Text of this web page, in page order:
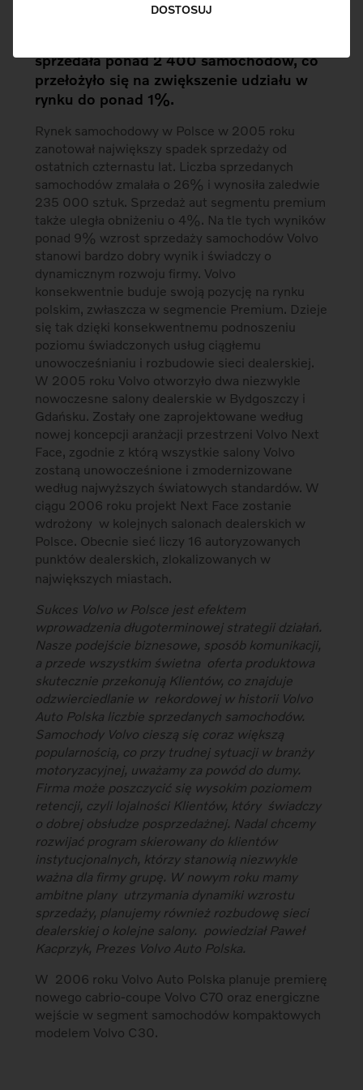
DOSTOSUJ
sprzedała ponad 2 400 samochodów, co
przełożyło się na zwiększenie udziału w
rynku do ponad 1%.
Rynek samochodowy w Polsce w 2005 roku
zanotował największy spadek sprzedaży od
ostatnich czternastu lat. Liczba sprzedanych
samochodów zmalała o 26% i wynosiła zaledwie
235 000 sztuk. Sprzedaż aut segmentu premium
także uległa obniżeniu o 4%. Na tle tych wyników
ponad 9% wzrost sprzedaży samochodów Volvo
stanowi bardzo dobry wynik i świadczy o
dynamicznym rozwoju firmy. Volvo
konsekwentnie buduje swoją pozycję na rynku
polskim, zwłaszcza w segmencie Premium. Dzieje
się tak dzięki konsekwentnemu podnoszeniu
poziomu świadczonych usług ciągłemu
unowocześnianiu i rozbudowie sieci dealerskiej.
W 2005 roku Volvo otworzyło dwa niezwykle
nowoczesne salony dealerskie w Bydgoszczy i
Gdańsku. Zostały one zaprojektowane według
nowej koncepcji aranżacji przestrzeni Volvo Next
Face, zgodnie z którą wszystkie salony Volvo
zostaną unowocześnione i zmodernizowane
według najwyższych światowych standardów. W
ciągu 2006 roku projekt Next Face zostanie
wdrożony w kolejnych salonach dealerskich w
Polsce. Obecnie sieć liczy 16 autoryzowanych
punktów dealerskich, zlokalizowanych w
największych miastach.
Sukces Volvo w Polsce jest efektem
wprowadzenia długoterminowej strategii działań.
Nasze podejście biznesowe, sposób komunikacji,
a przede wszystkim świetna oferta produktowa
skutecznie przekonują Klientów, co znajduje
odzwierciedlanie w rekordowej w historii Volvo
Auto Polska liczbie sprzedanych samochodów.
Samochody Volvo cieszą się coraz większą
popularnością, co przy trudnej sytuacji w branży
motoryzacyjnej, uważamy za powód do dumy.
Firma może poszczycić się wysokim poziomem
retencji, czyli lojalności Klientów, który świadczy
o dobrej obsłudze posprzedażnej. Nadal chcemy
rozwijać program skierowany do klientów
instytucjonalnych, którzy stanowią niezwykle
ważna dla firmy grupę. W nowym roku mamy
ambitne plany utrzymania dynamiki wzrostu
sprzedaży, planujemy również rozbudowę sieci
dealerskiej o kolejne salony.  powiedział Paweł
Kacprzyk, Prezes Volvo Auto Polska.
W 2006 roku Volvo Auto Polska planuje premierę
nowego cabrio-coupe Volvo C70 oraz energiczne
wejście w segment samochodów kompaktowych
modelem Volvo C30.